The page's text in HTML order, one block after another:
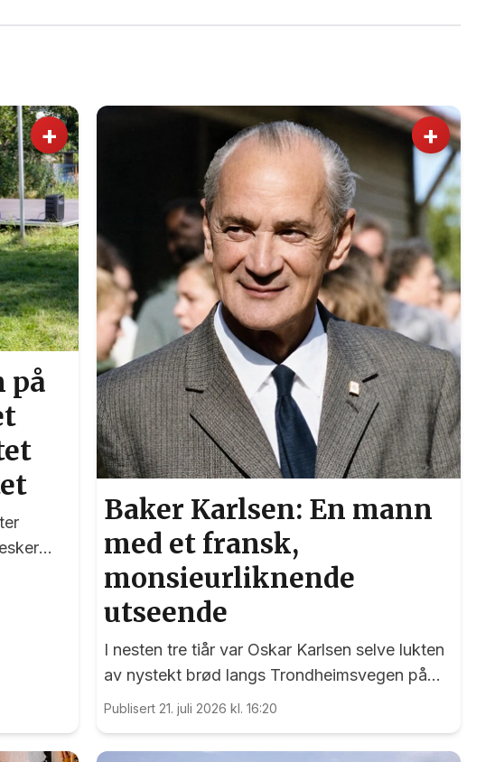
+
på
juli-
+
Baker Karlsen: En mann
med et fransk,
monsieurliknende
utseende
I nesten tre tiår var Oskar Karlsen selve lukten
av nystekt brød langs Trondheimsvegen på
Dal.
Publisert 21. juli 2026 kl. 16:20